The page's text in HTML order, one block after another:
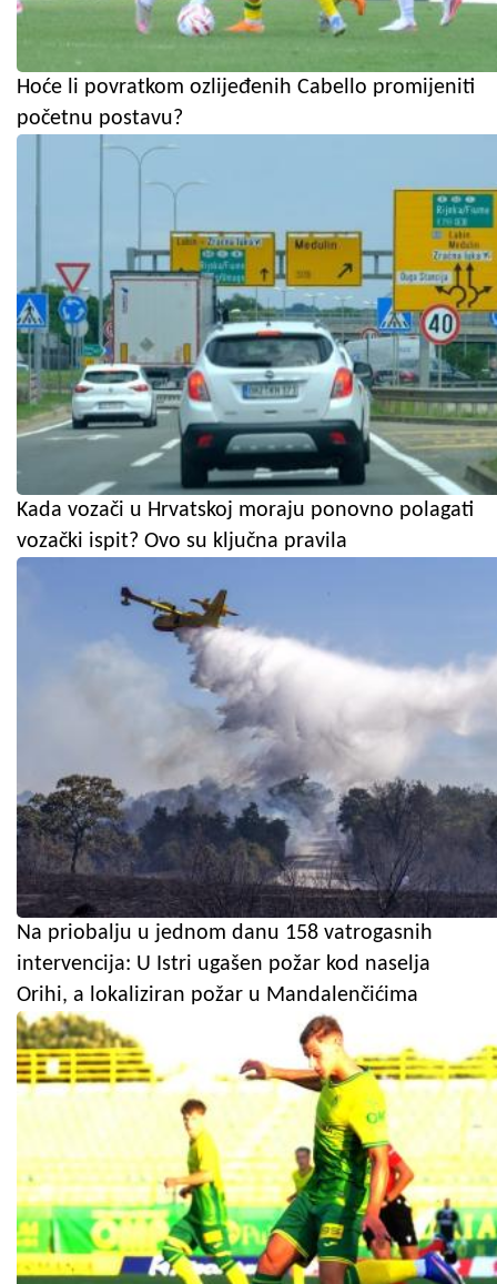
Hoće li povratkom ozlijeđenih Cabello promijeniti
početnu postavu?
Kada vozači u Hrvatskoj moraju ponovno polagati
vozački ispit? Ovo su ključna pravila
Na priobalju u jednom danu 158 vatrogasnih
intervencija: U Istri ugašen požar kod naselja
Orihi, a lokaliziran požar u Mandalenčićima